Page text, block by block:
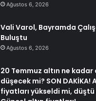
Ağustos 6, 2026
Vali Varol, Bayramda
Buluştu
Ağustos 6, 2026
20 Temmuz altın ne
düşecek mi? SON DAKİKA!
fiyatları yükseldi mi, düştü